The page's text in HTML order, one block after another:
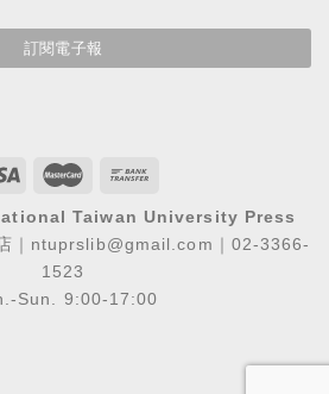
Taiwan University Press
｜ntuprslib@gmail.com｜02-3366-
1523
Sun. 9:00-17:00